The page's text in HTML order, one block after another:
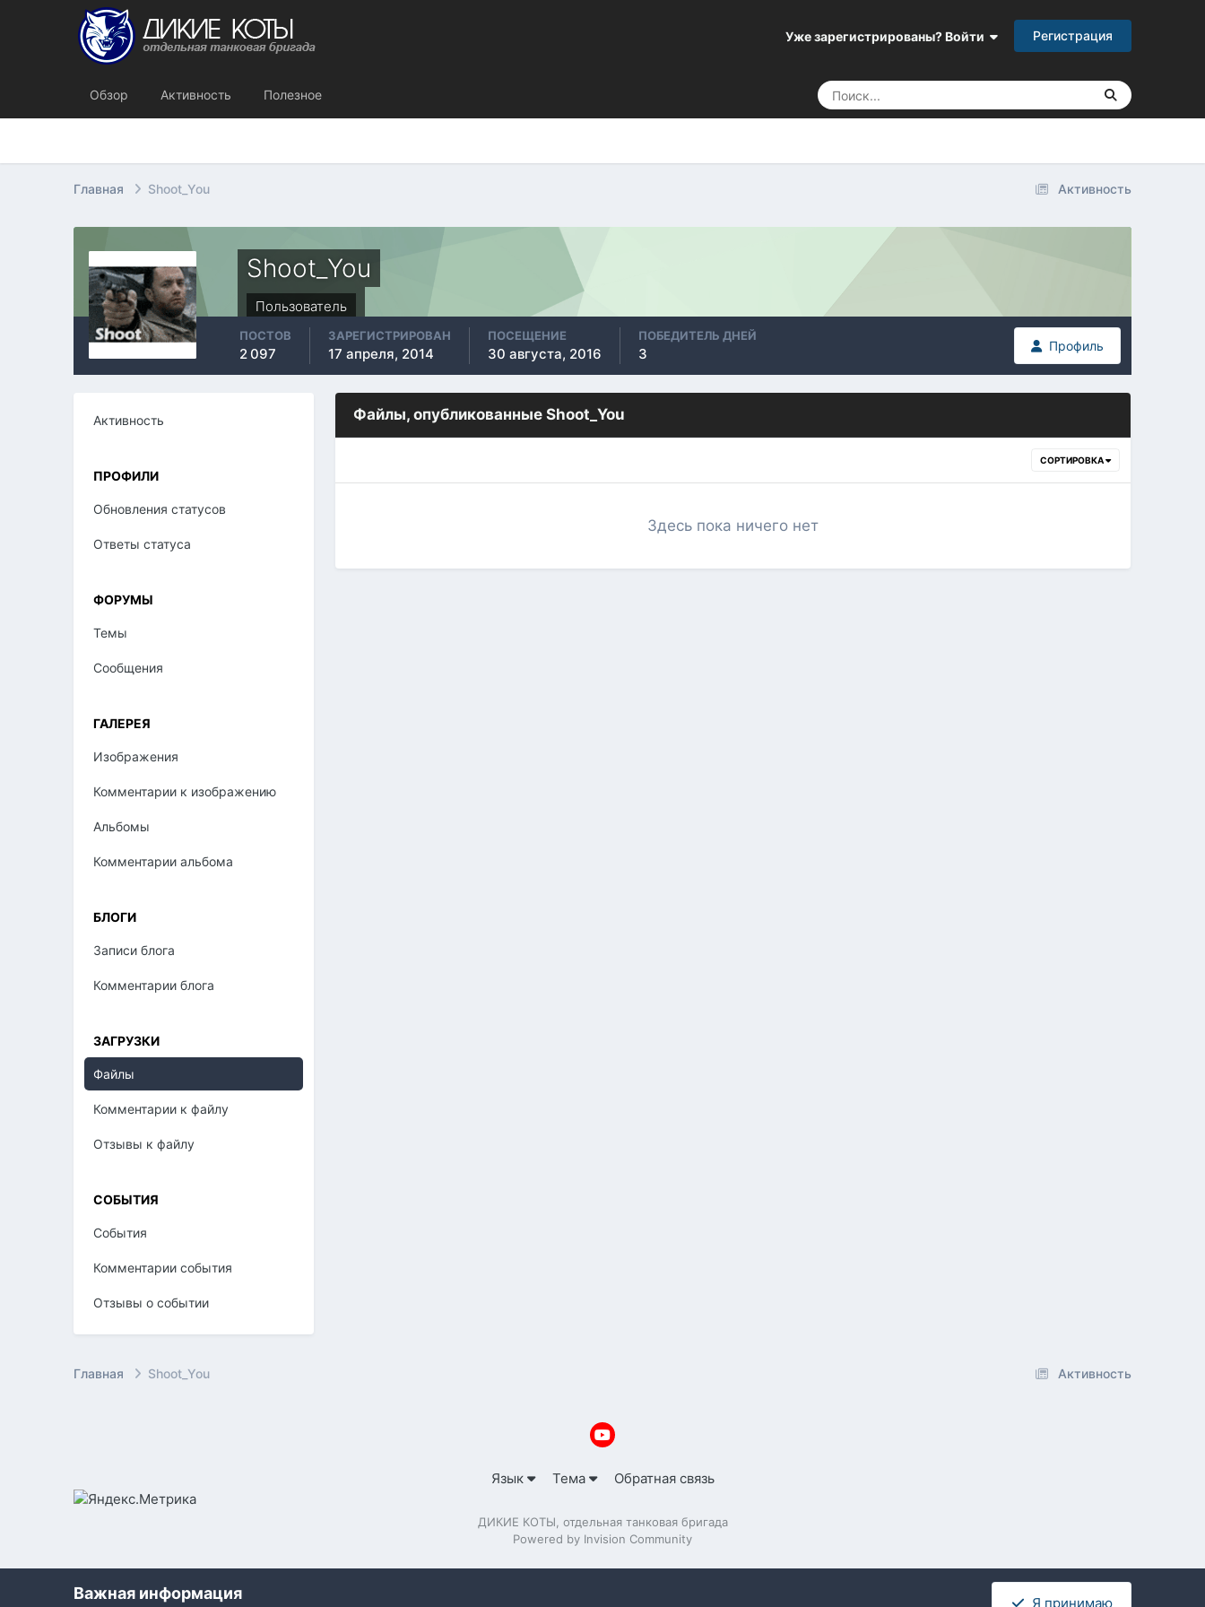
Уже зарегистрированы? Войти Регистрация
Обзор Активность Полезное
Активность
Главная Shoot_You
Shoot_You
Пользователь
Профиль
ПОСТОВ
2 097
ЗАРЕГИСТРИРОВАН
17 апреля, 2014
ПОСЕЩЕНИЕ
30 августа, 2016
ПОБЕДИТЕЛЬ ДНЕЙ
3
Активность
ПРОФИЛИ
Обновления статусов
Ответы статуса
ФОРУМЫ
Темы
Сообщения
ГАЛЕРЕЯ
Изображения
Комментарии к изображению
Альбомы
Комментарии альбома
БЛОГИ
Записи блога
Комментарии блога
ЗАГРУЗКИ
Файлы
Комментарии к файлу
Отзывы к файлу
СОБЫТИЯ
События
Комментарии события
Отзывы о событии
Файлы, опубликованные Shoot_You
СОРТИРОВКА
Здесь пока ничего нет
Активность
Главная Shoot_You
Язык Тема Обратная связь
ДИКИЕ КОТЫ, отдельная танковая бригада
Powered by Invision Community
Важная информация
Я принимаю